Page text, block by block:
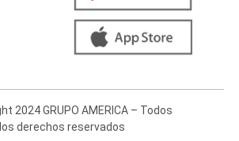
2024 GRUPO AMERICA – Todos
los derechos reservados